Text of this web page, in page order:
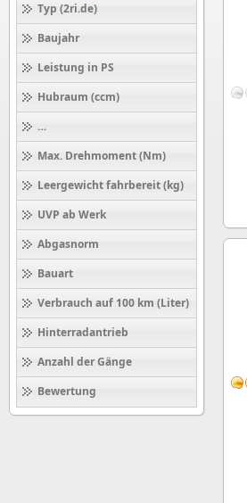
Typ (2ri.de)
Baujahr
Leistung in PS
Hubraum (ccm)
Höchstgeschwindigkeit (km/h)
Max. Drehmoment (Nm)
Leergewicht fahrbereit (kg)
UVP ab Werk
Abgasnorm
Bauart
Verbrauch auf 100 km (Liter)
Hinterradantrieb
Anzahl der Gänge
Bewertung